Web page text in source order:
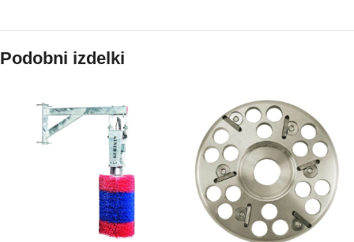
Podobni izdelki